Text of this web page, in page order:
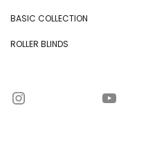
BASIC COLLECTION
ROLLER BLINDS
Instagram YouTube